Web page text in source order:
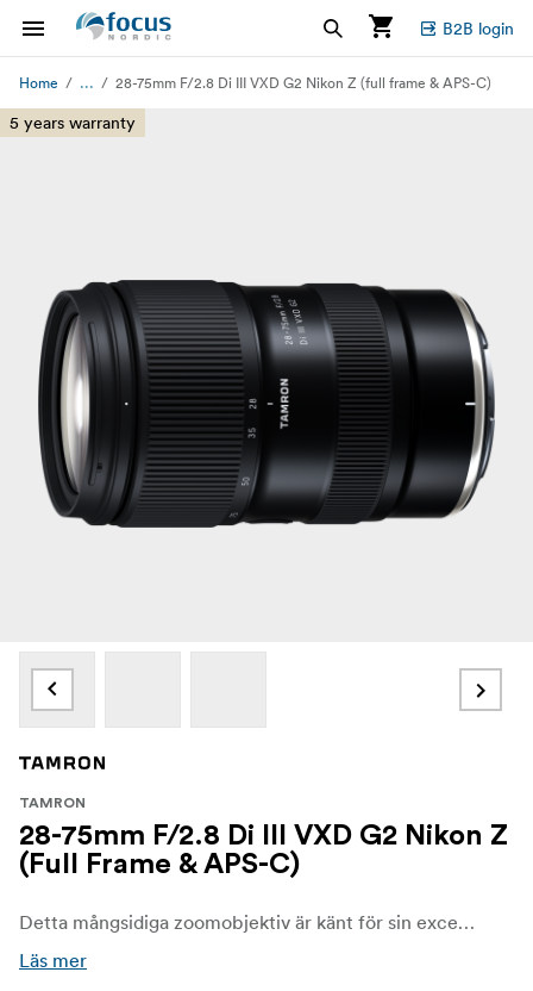
B2B login
Home ... 28-75mm F/2.8 Di III VXD G2 Nikon Z (full frame & APS-C)
5 years warranty
TAMRON
28-75mm F/2.8 Di III VXD G2 Nikon Z
(Full Frame & APS-C)
Detta mångsidiga zoomobjektiv är känt för sin exceptionella bildkvalitet och kompakta design, och är en favorit bland både fotografer och videofilmare.
Läs mer